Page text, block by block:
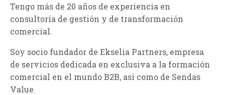
Tengo más de 20 años de experiencia en
consultoría de gestión y de transformación
comercial.
Soy socio fundador de Ekselia Partners, empresa
de servicios dedicada en exclusiva a la formación
comercial en el mundo B2B, así como de Sendas
Value.